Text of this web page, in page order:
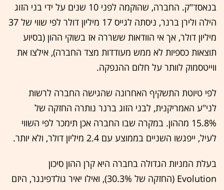
בנאסד"ק. החברה, שהוקמה לפני 10 שנים על ידי בני הזוג
הילה ולירן ברנר, ניסתה לגייס 17 מיליון דולר לפי שווי של 37
מיליון דולר, אך אי הוודאות ששררה אז בשוקי ההון (בסיוע
תוצאות כספיות לא ממש מעודדות מצד החברה), אילצו את
ווייטסמוק לוותר על חלום ההנפקה.
לפי טיוטת התשקיף האחרונה שהגישה החברה לרשות
לני"ע האמריקנית, לבני הזוג ברנר נותרה החזקה של
15.8% מההון. במקרה שבו החברה אכן תימכר לפי השווי
לעיל, ייפגשו השניים בממוצע עם 2.4 מיליון דולר, ולא יותר.
בעלת המניות הגדולה בחברה היא קרן ההון סיכון
Evolution (החזקה של 30.3%), ואילו יאיר גולדפינגר, היזם